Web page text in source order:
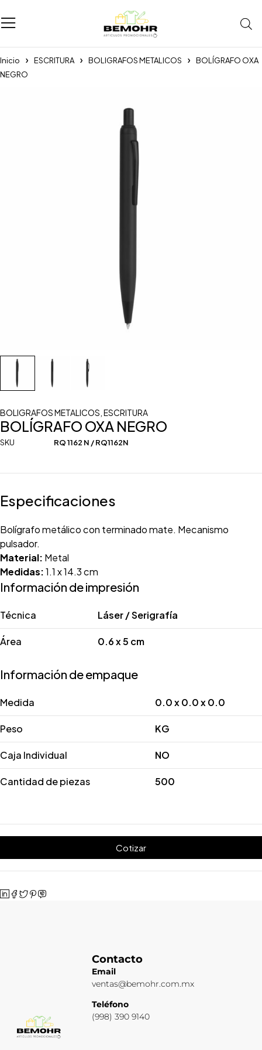
Inicio ESCRITURA BOLIGRAFOS METALICOS
BOLÍGRAFO OXA
NEGRO
BOLIGRAFOS METALICOS ESCRITURA
BOLÍGRAFO OXA NEGRO
SKU RQ 1162 N / RQ1162N
Especificaciones
Bolígrafo metálico con terminado mate. Mecanismo
pulsador.
Material: Metal
Medidas:1.1 x 14.3 cm
Información de impresión
Técnica Láser / Serigrafía
Área 0.6 x 5 cm
Información de empaque
Medida 0.0 x 0.0 x 0.0
Peso KG
Caja Individual NO
Cantidad de piezas 500
Cotizar
Contacto
Email
ventas@bemohr.com.mx
Teléfono
(998) 390 9140